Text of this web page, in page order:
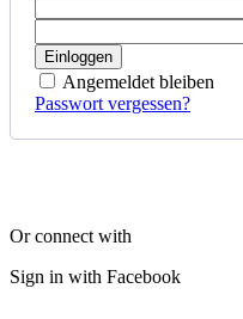
Einloggen
Angemeldet bleiben
Passwort vergessen?
Or connect with
Sign in with Facebook